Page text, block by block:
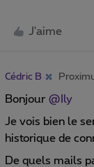
J'aime
Cédric B
Bonjour @Ily
Je vois bien le
historique de
De quels mails